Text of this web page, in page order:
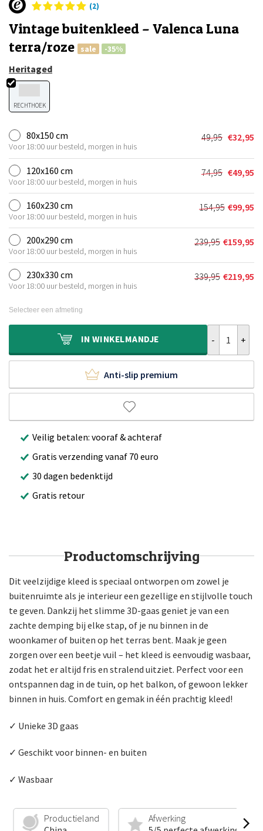
(2)
Vintage buitenkleed – Valenca Luna
terra/roze
sale -35%
Heritaged
RECHTHOEK
80x150 cm
Voor 18:00 uur besteld, morgen in huis
49,95
prijs
was:
€49,95.
€32,95
Huidige
prijs
is:
€32,95.
120x160 cm
Voor 18:00 uur besteld, morgen in huis
74,95
prijs
was:
€74,95.
€49,95
Huidige
prijs
is:
€49,95.
160x230 cm
Voor 18:00 uur besteld, morgen in huis
154,95
prijs
was:
€154,95.
€99,95
Huidige
prijs
is:
€99,95.
200x290 cm
Voor 18:00 uur besteld, morgen in huis
239,95
prijs
was:
€239,95.
€159,95
Huidige
prijs
is:
€159,95.
230x330 cm
Voor 18:00 uur besteld, morgen in huis
339,95 €219,95
Huidige
Selecteer een afmeting
IN WINKELMANDJE
Anti-slip premium
Veilig betalen: vooraf & achteraf
Gratis verzending vanaf 70 euro
30 dagen bedenktijd
Gratis retour
Productomschrijving
Dit veelzijdige kleed is speciaal ontworpen om zowel je
buitenruimte als je interieur een gezellige en stijlvolle touch
te geven. Dankzij het slimme 3D-gaas geniet je van een
zachte demping bij elke stap, of je nu binnen in de
woonkamer of buiten op het terras bent. Maak je geen
zorgen over een beetje vuil – het kleed is eenvoudig wasbaar,
zodat het er altijd fris en stralend uitziet. Perfect voor een
ontspannen dag in de tuin, op het balkon, of gewoon lekker
binnen in huis. Comfort en gemak in één prachtig kleed!
✓ Unieke 3D gaas
✓ Geschikt voor binnen- en buiten
✓ Wasbaar
Productieland
Afwerking